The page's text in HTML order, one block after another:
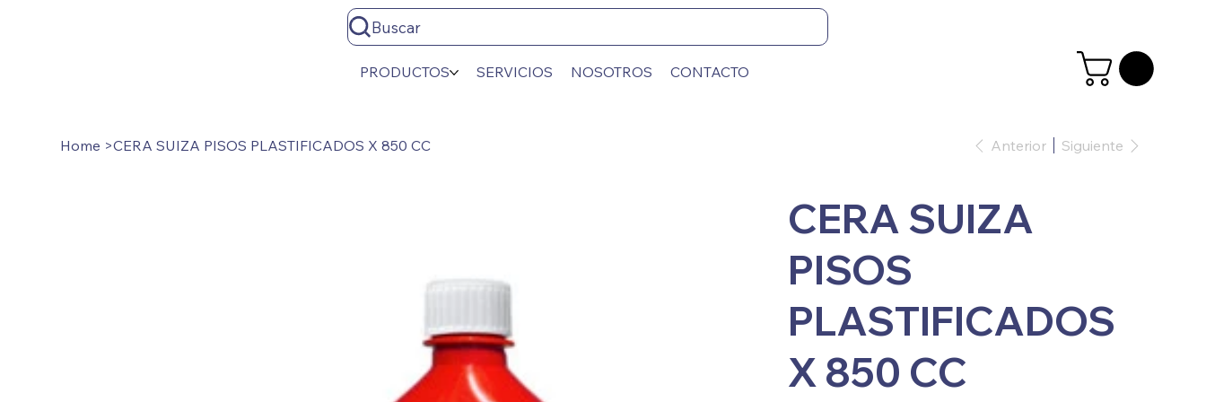
Buscar
PRODUCTOS SERVICIOS NOSOTROS CONTACTO
Home >CERA SUIZA PISOS PLASTIFICADOS X 850 CC Anterior Siguiente
CERA SUIZA
PISOS
PLASTIFICADOS
X 850 CC